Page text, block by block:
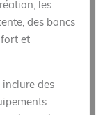
les
des bancs
et
inclure des